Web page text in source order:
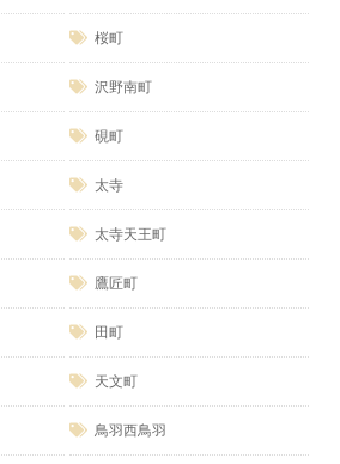
桜町
沢野南町
硯町
太寺
太寺天王町
鷹匠町
田町
天文町
鳥羽西鳥羽